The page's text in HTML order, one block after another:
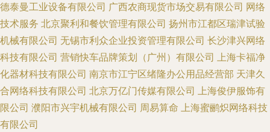
德泰曼工业设备有限公司 广西农商现货市场交易有限公司 网络
技术服务 北京聚利和餐饮管理有限公司 扬州市江都区瑞津试验
机械有限公司 无锡市利众企业投资管理有限公司 长沙津兴网络
科技有限公司 营销快车品牌策划（广州）有限公司
上海卡福净
化器材科技有限公司 南京市江宁区绪隆办公用品经营部 天津久
合网络科技有限公司 北京万亿门传媒有限公司
上海俊伊服饰有
限公司 濮阳市兴宇机械有限公司 周易算命
上海蜜鹂炽网络科技
有限公司